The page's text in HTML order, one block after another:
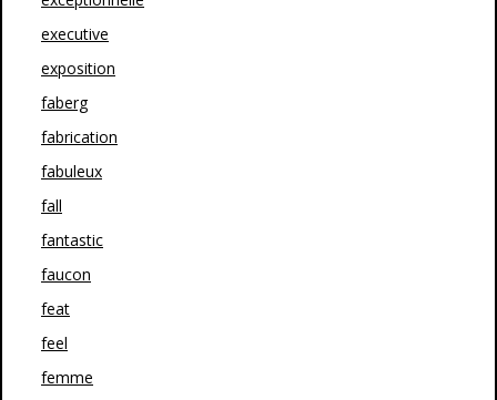
executive
exposition
faberg
fabrication
fabuleux
fall
fantastic
faucon
feat
feel
femme